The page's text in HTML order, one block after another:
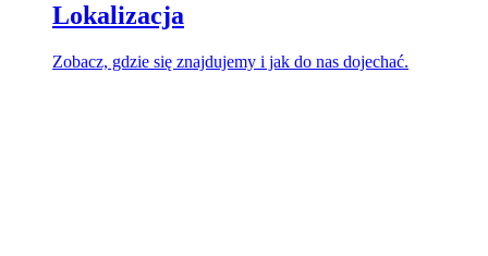
Lokalizacja
Zobacz, gdzie się znajdujemy i jak do nas dojechać.